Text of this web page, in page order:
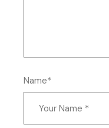
Name*